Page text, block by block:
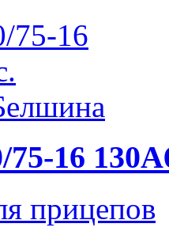
16
прицепов